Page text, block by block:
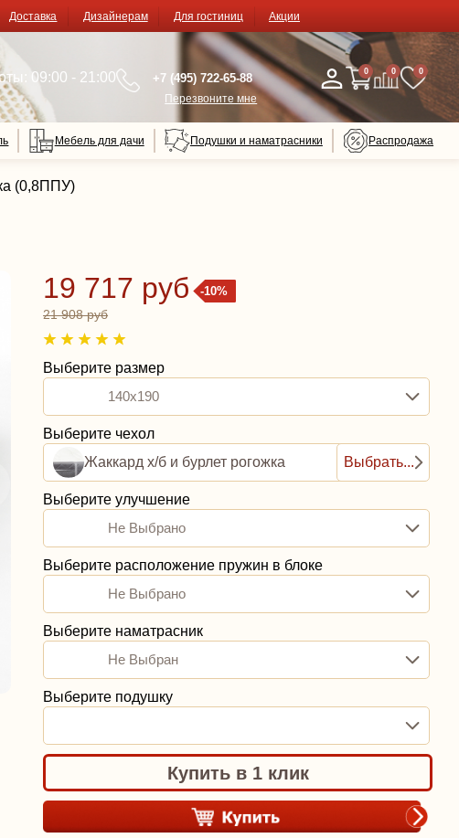
Доставка Дизайнерам Для гостиниц Акции
09:00 - 21:00 +7 (495) 722-65-88
Перезвоните мне
0 0 0
Мебель для дачи Подушки и наматрасники Распродажа
(0,8ППУ)
-10%
19 717 руб
21 908 руб
Выберите размер
140x190
Выберите чехол
Жаккард х/б и бурлет рогожка
Выбрать...
Выберите улучшение
Не Выбрано
Выберите расположение пружин в блоке
Не Выбрано
Выберите наматрасник
Не Выбран
Выберите подушку
Купить в 1 клик